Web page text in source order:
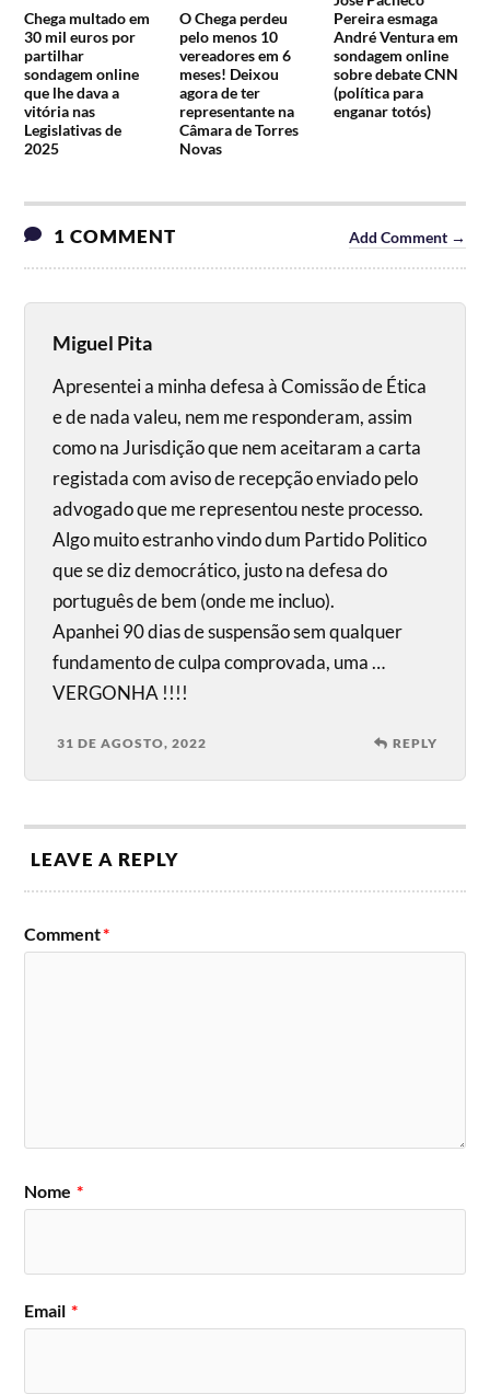
Chega multado em
30 mil euros por
partilhar
sondagem online
que lhe dava a
vitória nas
Legislativas de
2025
O Chega perdeu
pelo menos 10
vereadores em 6
meses! Deixou
agora de ter
representante na
Câmara de Torres
Novas
Pereira esmaga
André Ventura em
sondagem online
sobre debate CNN
(política para
enganar totós)
1 COMMENT Add Comment →
Miguel Pita
Apresentei a minha defesa à Comissão de Ética
e de nada valeu, nem me responderam, assim
como na Jurisdição que nem aceitaram a carta
registada com aviso de recepção enviado pelo
advogado que me representou neste processo.
Algo muito estranho vindo dum Partido Politico
que se diz democrático, justo na defesa do
português de bem (onde me incluo).
Apanhei 90 dias de suspensão sem qualquer
fundamento de culpa comprovada, uma …
VERGONHA !!!!
31 DE AGOSTO, 2022 REPLY
LEAVE A REPLY
Comment*
Nome *
Email *